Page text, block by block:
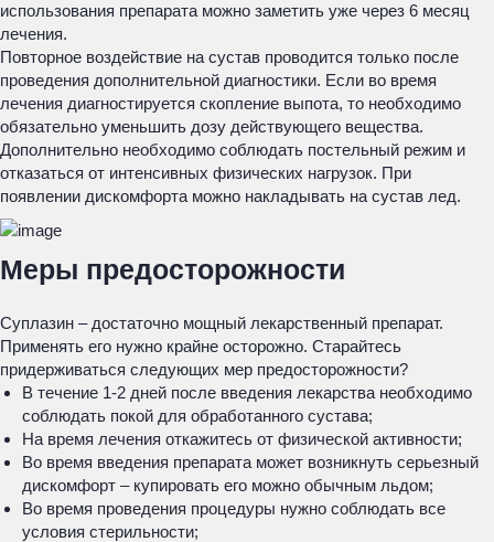
использования препарата можно заметить уже через 6 месяц
лечения.
Повторное воздействие на сустав проводится только после
проведения дополнительной диагностики. Если во время
лечения диагностируется скопление выпота, то необходимо
обязательно уменьшить дозу действующего вещества.
Дополнительно необходимо соблюдать постельный режим и
отказаться от интенсивных физических нагрузок. При
появлении дискомфорта можно накладывать на сустав лед.
Меры предосторожности
Суплазин – достаточно мощный лекарственный препарат.
Применять его нужно крайне осторожно. Старайтесь
придерживаться следующих мер предосторожности?
В течение 1-2 дней после введения лекарства необходимо
соблюдать покой для обработанного сустава;
На время лечения откажитесь от физической активности;
Во время введения препарата может возникнуть серьезный
дискомфорт – купировать его можно обычным льдом;
Во время проведения процедуры нужно соблюдать все
условия стерильности;